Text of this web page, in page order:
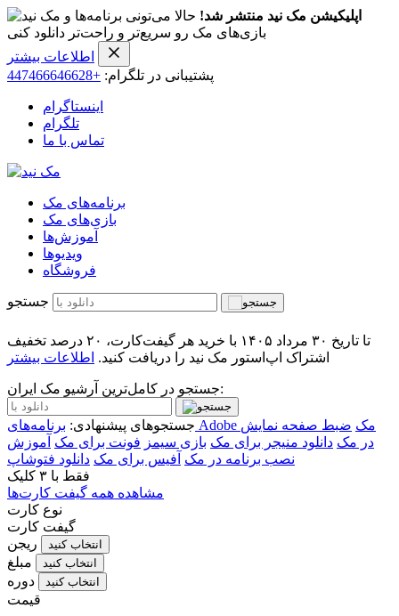
اپلیکیشن مک نید منتشر شد! حالا می‌تونی برنامه‌ها و
بازی‌های مک رو سریع‌تر و راحت‌تر دانلود کنی
اطلاعات بیشتر
پشتیبانی در تلگرام: +447466646628
اینستاگرام
تلگرام
تماس با ما
برنامه‌های مک
بازی‌های مک
آموزش‌ها
ویدیو‌ها
فروشگاه
جستجو
تا تاریخ ۳۰ مرداد ۱۴۰۵ با خرید هر گیفت‌کارت، ۲۰ درصد تخفیف
اشتراک اپ‌استور مک نید را دریافت کنید. اطلاعات بیشتر
جستجو در کامل‌ترین آرشیو مک ایران:
جستجوهای پیشنهادی: برنامه‌های Adobe مک ضبط صفحه نمایش
در مک دانلود منیجر برای مک بازی سیمز فونت برای مک آموزش
نصب برنامه در مک آفیس برای مک دانلود فتوشاپ
فقط با ۳ کلیک
مشاهده همه گیفت کارت‌ها
نوع کارت
گیفت کارت
ریجن
انتخاب کنید
مبلغ انتخاب کنید
دوره انتخاب کنید
قیمت